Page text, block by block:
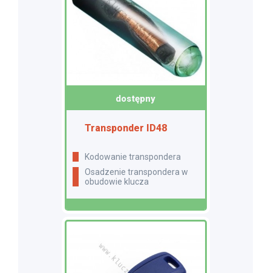
dostępny
Transponder ID48
Kodowanie transpondera
Osadzenie transpondera w
obudowie klucza